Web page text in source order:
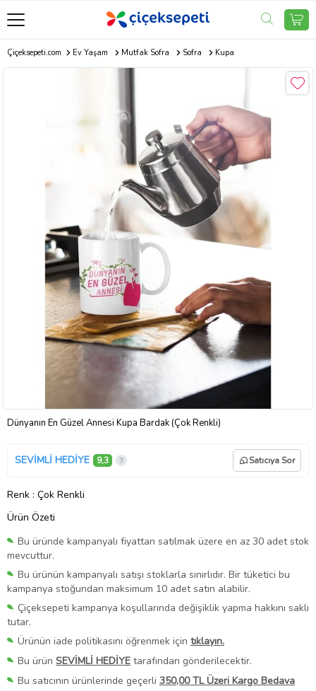
Çiçeksepeti.com Ev Yaşam Mutfak Sofra Sofra Kupa
Dünyanın En Güzel Annesi Kupa Bardak (Çok Renkli)
SEVİMLİ HEDİYE 9,3 Satıcıya Sor
Renk : Çok Renkli
Ürün Özeti
Bu üründe kampanyalı fiyattan satılmak üzere en az 30 adet stok
mevcuttur.
Bu ürünün kampanyalı satışı stoklarla sınırlıdır. Bir tüketici bu
kampanya stoğundan maksimum 10 adet satın alabilir.
Çiçeksepeti kampanya koşullarında değişiklik yapma hakkını saklı
tutar.
Ürünün iade politikasını öğrenmek için tıklayın.
Bu ürün SEVİMLİ HEDİYE tarafından gönderilecektir.
Bu satıcının ürünlerinde geçerli 350,00 TL Üzeri Kargo Bedava